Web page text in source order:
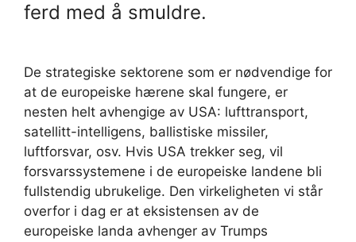
ferd med å smuldre.
De strategiske sektorene som er nødvendige for
at de europeiske hærene skal fungere, er
nesten helt avhengige av USA: lufttransport,
satellitt-intelligens, ballistiske missiler,
luftforsvar, osv. Hvis USA trekker seg, vil
forsvarssystemene i de europeiske landene bli
fullstendig ubrukelige. Den virkeligheten vi står
overfor i dag er at eksistensen av de
europeiske landa avhenger av Trumps